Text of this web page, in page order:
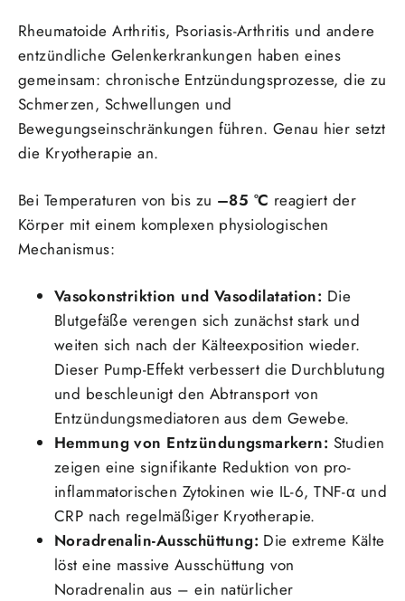
Rheumatoide Arthritis, Psoriasis-Arthritis und andere
entzündliche Gelenkerkrankungen haben eines
gemeinsam: chronische Entzündungsprozesse, die zu
Schmerzen, Schwellungen und
Bewegungseinschränkungen führen. Genau hier setzt
die Kryotherapie an.
Bei Temperaturen von bis zu –85 °C reagiert der
Körper mit einem komplexen physiologischen
Mechanismus:
Vasokonstriktion und Vasodilatation: Die
Blutgefäße verengen sich zunächst stark und
weiten sich nach der Kälteexposition wieder.
Dieser Pump-Effekt verbessert die Durchblutung
und beschleunigt den Abtransport von
Entzündungsmediatoren aus dem Gewebe.
Hemmung von Entzündungsmarkern: Studien
zeigen eine signifikante Reduktion von pro-
inflammatorischen Zytokinen wie IL-6, TNF-α und
CRP nach regelmäßiger Kryotherapie.
Noradrenalin-Ausschüttung: Die extreme Kälte
löst eine massive Ausschüttung von
Noradrenalin aus – ein natürlicher